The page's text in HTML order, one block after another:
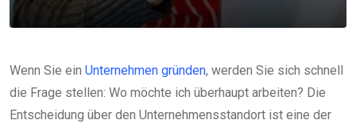
Wenn Sie ein Unternehmen gründen, werden Sie sich schnell
die Frage stellen: Wo möchte ich überhaupt arbeiten? Die
Entscheidung über den Unternehmensstandort ist eine der